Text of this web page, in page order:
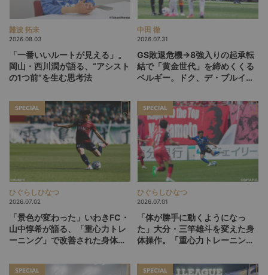
難波 拓未
2026.08.03
「一番いいルートが見える」。
岡山・西川潤が語る、“アシスト
の1つ前”を生む思考法
中田 徹
2026.07.31
GS敗退危機→8強入りの起承転
結で「黄金世代」を締めくくる
ベルギー。ドク、デ・ブルイネ
ディ・ガルシア劇場の裏側
SPECIAL
ひぐらしひなつ
2026.07.02
「景色が変わった」いわきFC・
山中惇希が語る、「重心力トレ
ーニング」で改善された身体と
SPECIAL
ひぐらしひなつ
2026.07.01
「体が勝手に動くようになっ
た」大分・三竿雄斗を変えた身
体操作。「重心力トレーニン
SPECIAL SPECIAL